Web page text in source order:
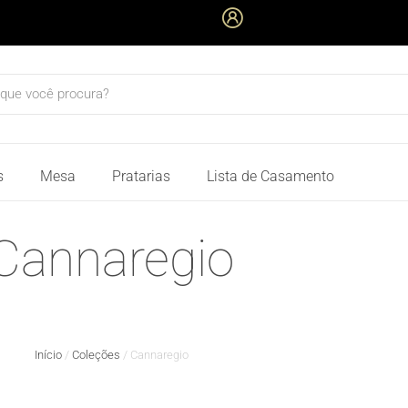
Mesa Pratarias Lista de Casamento
Início/ Coleções / Cannaregio